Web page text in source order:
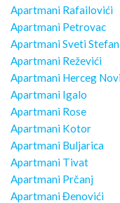
Apartmani Rafailovići
Apartmani Petrovac
Apartmani Sveti Stefan
Apartmani Reževići
Apartmani Herceg
Apartmani Igalo
Apartmani Rose
Apartmani Kotor
Apartmani Buljarica
Apartmani Tivat
Apartmani Prčanj
Apartmani Đenovići